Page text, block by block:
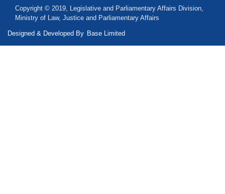
Copyright © 2019, Legislative and Parliamentary Affairs Division,
Ministry of Law, Justice and Parliamentary Affairs
Designed & Developed By Base Limited